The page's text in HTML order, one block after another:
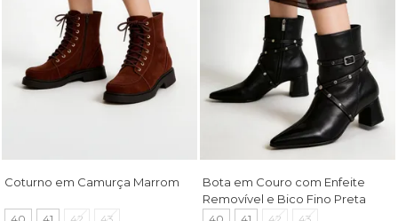
Coturno em Camurça Marrom
Bota em Couro com Enfeite
Removível e Bico Fino Preta